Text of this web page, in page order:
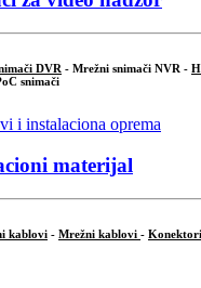
DVR - Mrežni snimači NVR -
snimači
materijal
kablovi - Mrežni kablovi -